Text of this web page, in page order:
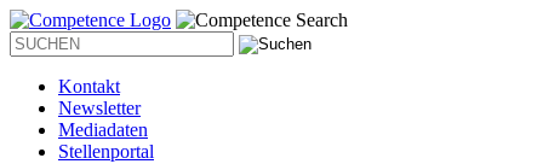
Kontakt
Newsletter
Mediadaten
Stellenportal